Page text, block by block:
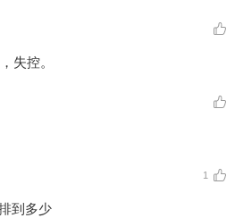
失控。
1
到多少